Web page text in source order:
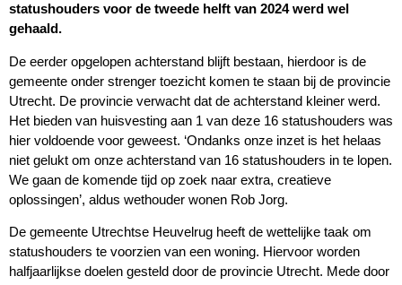
statushouders voor de tweede helft van 2024 werd wel
gehaald.
De eerder opgelopen achterstand blijft bestaan, hierdoor is de
gemeente onder strenger toezicht komen te staan bij de provincie
Utrecht. De provincie verwacht dat de achterstand kleiner werd.
Het bieden van huisvesting aan 1 van deze 16 statushouders was
hier voldoende voor geweest. ‘Ondanks onze inzet is het helaas
niet gelukt om onze achterstand van 16 statushouders in te lopen.
We gaan de komende tijd op zoek naar extra, creatieve
oplossingen’, aldus wethouder wonen Rob Jorg.
De gemeente Utrechtse Heuvelrug heeft de wettelijke taak om
statushouders te voorzien van een woning. Hiervoor worden
halfjaarlijkse doelen gesteld door de provincie Utrecht. Mede door